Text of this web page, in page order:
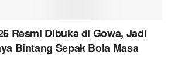
Resmi Dibuka di Gowa, Jadi
Bintang Sepak Bola Masa